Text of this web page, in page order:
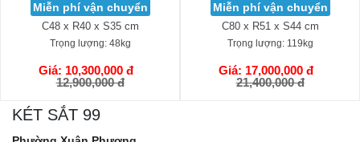
Miễn phí vận chuyển
C48 x R40 x S35 cm
Trọng lượng:48kg
Giá: 10,300,000 đ
12,900,000 đ
GIỎ HÀNG
Miễn phí vận chuyển
C80 x R51 x S44 cm
Trọng lượng:119kg
Giá: 17,000,000 đ
21,400,000 đ
GIỎ HÀNG
KÉT SẮT 99